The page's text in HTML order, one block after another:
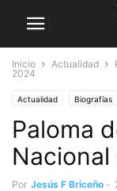
Inicio Actualidad
2024
Actualidad Biografías
Espectáculos Noticia
Paloma
Por Jesús F Briceño -